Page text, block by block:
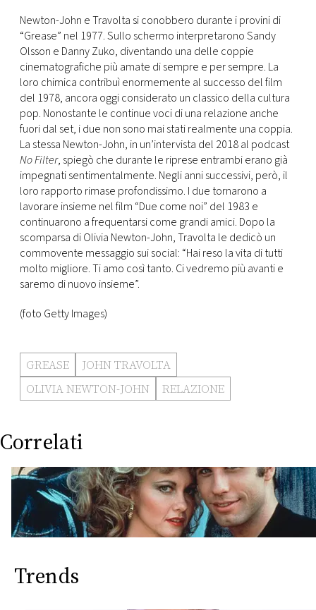
Newton-John e Travolta si conobbero durante i provini di
“Grease” nel 1977. Sullo schermo interpretarono Sandy
Olsson e Danny Zuko, diventando una delle coppie
cinematografiche più amate di sempre e per sempre. La
loro chimica contribuì enormemente al successo del film
del 1978, ancora oggi considerato un classico della cultura
pop. Nonostante le continue voci di una relazione anche
fuori dal set, i due non sono mai stati realmente una coppia.
La stessa Newton-John, in un’intervista del 2018 al podcast
No Filter, spiegò che durante le riprese entrambi erano già
impegnati sentimentalmente. Negli anni successivi, però, il
loro rapporto rimase profondissimo. I due tornarono a
lavorare insieme nel film “Due come noi” del 1983 e
continuarono a frequentarsi come grandi amici. Dopo la
scomparsa di Olivia Newton-John, Travolta le dedicò un
commovente messaggio sui social: “Hai reso la vita di tutti
molto migliore. Ti amo così tanto. Ci vedremo più avanti e
saremo di nuovo insieme”.
(foto Getty Images)
GREASE
JOHN TRAVOLTA
OLIVIA NEWTON-JOHN
RELAZIONE
Correlati
Trends